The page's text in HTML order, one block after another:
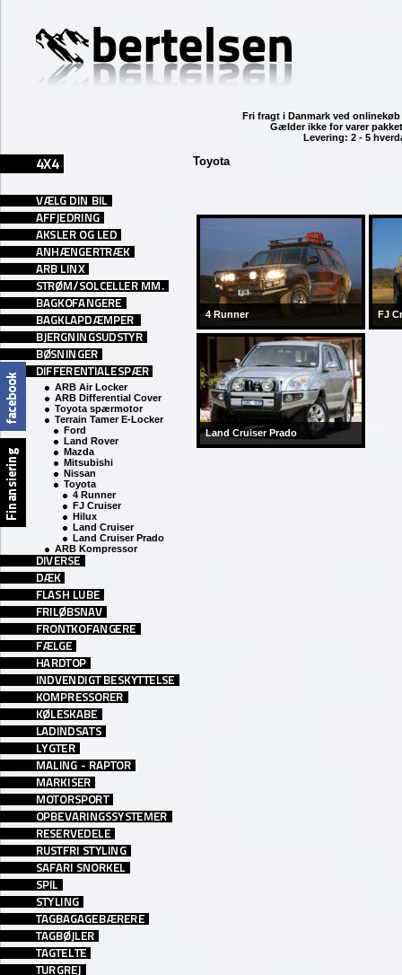
Fri fragt i Danmark ved onlinekøb
Gælder ikke for varer
Levering: 2 - 5
ARB Air Locker
ARB Differential Cover
Toyota spærmotor
Terrain Tamer E-Locker
Ford
Land Rover
Mazda
Mitsubishi
Nissan
Toyota
4 Runner
FJ Cruiser
Hilux
Land Cruiser
Land Cruiser Prado
ARB Kompressor
Toyota
4 Runner FJ
Land Cruiser Prado